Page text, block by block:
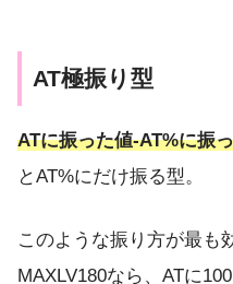
AT極振り型
ATに振った値-AT%に振
とAT%にだけ振る型。
このような振り方が最も
MAXLV180なら、ATに